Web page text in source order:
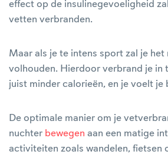
effect op de insulinegevoeligheid
vetten verbranden.
Maar als je te intens sport zal je het
volhouden. Hierdoor verbrand je in
juist minder calorieën, en je voelt je
De optimale manier om je
nuchter bewegen aan een matige
activiteiten zoals wandelen, fietsen